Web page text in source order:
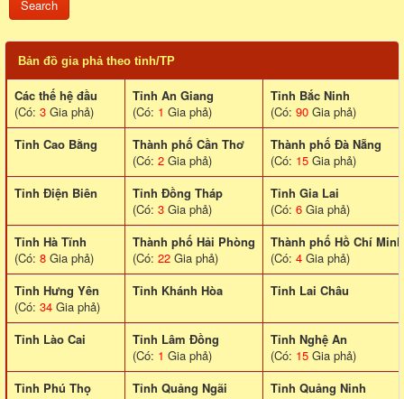
Bản đồ gia phả theo tỉnh/TP
Các thế hệ đầu
(Có: 3 Gia phả)
Tỉnh An Giang
(Có: 1 Gia phả)
Tỉnh Bắc Ninh
(Có: 90 Gia phả)
Tỉnh Cao Bằng
Thành phố Cần Thơ
(Có: 2 Gia phả)
Thành phố Đà Nẵng
(Có: 15 Gia phả)
Tỉnh Điện Biên
Tỉnh Đồng Tháp
(Có: 3 Gia phả)
Tỉnh Gia Lai
(Có: 6 Gia phả)
Tỉnh Hà Tĩnh
(Có: 8 Gia phả)
Thành phố Hải Phòng
(Có: 22 Gia phả)
Thành phố Hồ Chí Minh
(Có: 4 Gia phả)
Tỉnh Hưng Yên
(Có: 34 Gia phả)
Tỉnh Khánh Hòa Tinh Lai Châu
Tỉnh Lào Cai
Tỉnh Lâm Đồng
(Có: 1 Gia phả)
Tỉnh Nghệ An
(Có: 15 Gia phả)
Tỉnh Phú Thọ
Tỉnh Quảng Ngãi
Tỉnh Quảng Ninh